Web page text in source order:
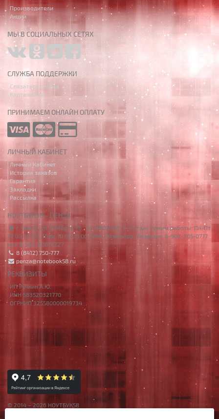
Производители
Акции
МЫ В СОЦИАЛЬНЫХ СЕТЯХ
СЛУЖБА ПОДДЕРЖКИ
Связаться с нами
Карта сайта
ПРИНИМАЕМ ОНЛАЙН ОПЛАТУ
ЛИЧНЫЙ КАБИНЕТ
Личный Кабинет
История заказов
Гарантия
Закладки
Рассылка
НОУТБУК58 - ПЕНЗА
г. Пенза, ул. 8 Марта 7Б, ТЦ "ЭКОНОМ" 2-й этаж. Режим работы: Пн-Пт
10:00-19:00, Сб,Вс 10:00-15:00. MAX, WhatsApp, Telegram: 8-902-205-0777
или 8-902-206-6227
8 (8412) 750-777
penza@notebook58.ru
РЕКВИЗИТЫ
ИП Ручкин А.Ю.
ИНН 583520321770
ОГРНИП 325580000019734
© 2014 – 2026 НОУТБУК58